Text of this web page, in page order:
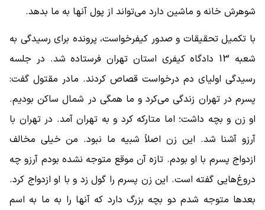
شوهرش خانه و ماشین دارد می‌تواند از پول آنها به ما بدهد.
با تکمیل تحقیقات و صدور کیفرخواست، پرونده برای رسیدگی به
شعبه 13 دادگاه کیفری استان تهران فرستاده شد. در جلسه
رسیدگی اولیای‌ دم درخواست قصاص کردند. مادر مقتول گفت:
پسرم در تهران زندگی می‌کرد و ما همگی در شمال ساکن بودیم.
او زن و بچه داشت؛ اما متارکه کرد و به تهران آمد. در تهران با
آرزو آشنا شد. این زن اصلاً شبیه ما نبود. من خیلی مخالف
ازدواج پسرم با او بودم. تازه آن موقع متوجه نشده‌ بودم آرزو چه
دروغ‌هایی گفته‌ است. این زن پسرم را گول زد و با او ازدواج کرد.
بعدها متوجه شدم دو بچه بزرگ دارد که آنها را به ما به اسم